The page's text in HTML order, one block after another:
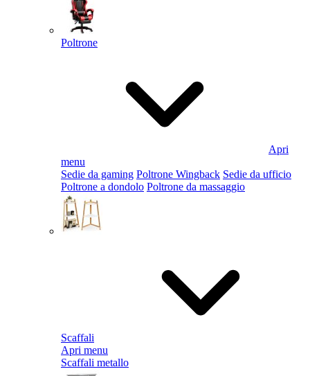
Poltrone
Apri
menu
Sedie da gaming Poltrone Wingback Sedie da ufficio
Poltrone a dondolo Poltrone da massaggio
Scaffali
Apri menu
Scaffali metallo